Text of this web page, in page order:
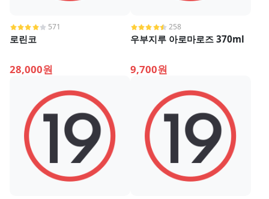
571
로린코
28,000원
258
우부지루 아로마로즈 370ml
9,700원